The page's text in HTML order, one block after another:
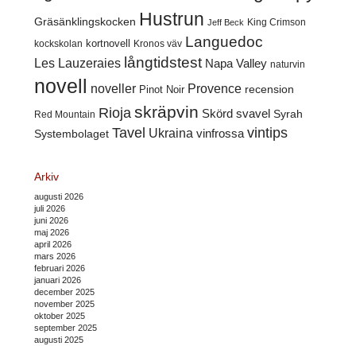
Gräsänklingskocken Hustrun Jeff Beck King Crimson
kockskolan kortnovell Kronos väv Languedoc
Les Lauzeraies långtidstest Napa Valley naturvin
novell noveller Pinot Noir Provence recension
Red Mountain Rioja skräpvin Skörd svavel Syrah
Systembolaget Tavel Ukraina vinfrossa vintips
Arkiv
augusti 2026
juli 2026
juni 2026
maj 2026
april 2026
mars 2026
februari 2026
januari 2026
december 2025
november 2025
oktober 2025
september 2025
augusti 2025